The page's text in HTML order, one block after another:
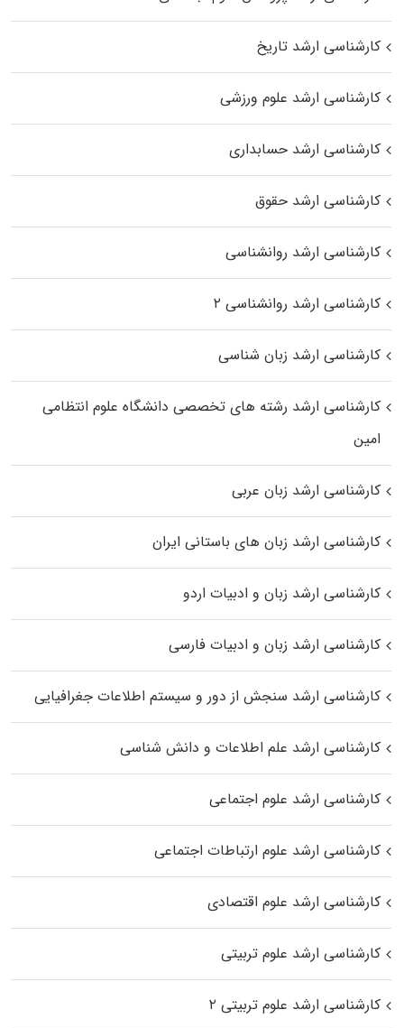
کارشناسی ارشد تاریخ
کارشناسی ارشد علوم ورزشی
کارشناسی ارشد حسابداری
کارشناسی ارشد حقوق
کارشناسی ارشد روانشناسی
کارشناسی ارشد روانشناسی ۲
کارشناسی ارشد زبان شناسی
کارشناسی ارشد رﺷﺘﻪ ﻫﺎی تخصصی داﻧﺸﮕﺎه ﻋﻠﻮم انتظامی
اﻣﻴﻦ
کارشناسی ارشد زبان عربی
کارشناسی ارشد زبان‌ های باستانی ایران
کارشناسی ارشد زبان و ادبیات اردو
کارشناسی ارشد زبان و ادبیات فارسی
کارشناسی ارشد سنجش از دور و سیستم اطلاعات جغرافیایی
کارشناسی ارشد علم اطلاعات و دانش شناسی
کارشناسی ارشد علوم اجتماعی
کارشناسی ارشد علوم ارتباطات اجتماعی
کارشناسی ارشد علوم اقتصادی
کارشناسی ارشد علوم تربیتی
کارشناسی ارشد علوم تربیتی ۲